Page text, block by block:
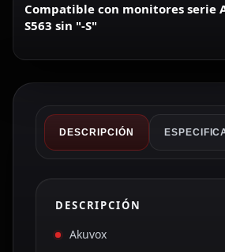
Compatible con monitores serie
S563 sin "-S"
DESCRIPCIÓN
DESCRIPCIÓN
Akuvox